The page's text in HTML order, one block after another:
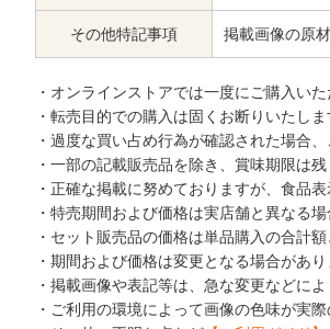
その他特記事項 掲載画像の原
・オンラインストアでは一度にご購入い
・転売目的での購入は固くお断りいたし
・過度な買い占め行為が確認された場合
・一部の記載販売品を除き、賞味期限は
・正確な掲載に努めておりますが、食品
・特売期間および価格は実店舗と異なる場
・セット販売品の価格は単品購入の合計
・期間および価格は変更となる場合があ
・掲載画像や表記等は、急な変更などに
・ご利用の環境によって画像の色味が実